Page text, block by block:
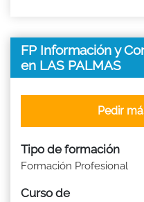
FP Información y
en LAS PALMAS
Tipo de formación
Formación Profesional
Curso de
Pedir